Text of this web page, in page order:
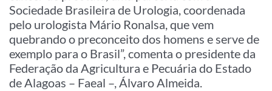
Sociedade Brasileira de Urologia, coordenada
pelo urologista Mário Ronalsa, que vem
quebrando o preconceito dos homens e serve de
exemplo para o Brasil”, comenta o presidente da
Federação da Agricultura e Pecuária do Estado
de Alagoas – Faeal –, Álvaro Almeida.